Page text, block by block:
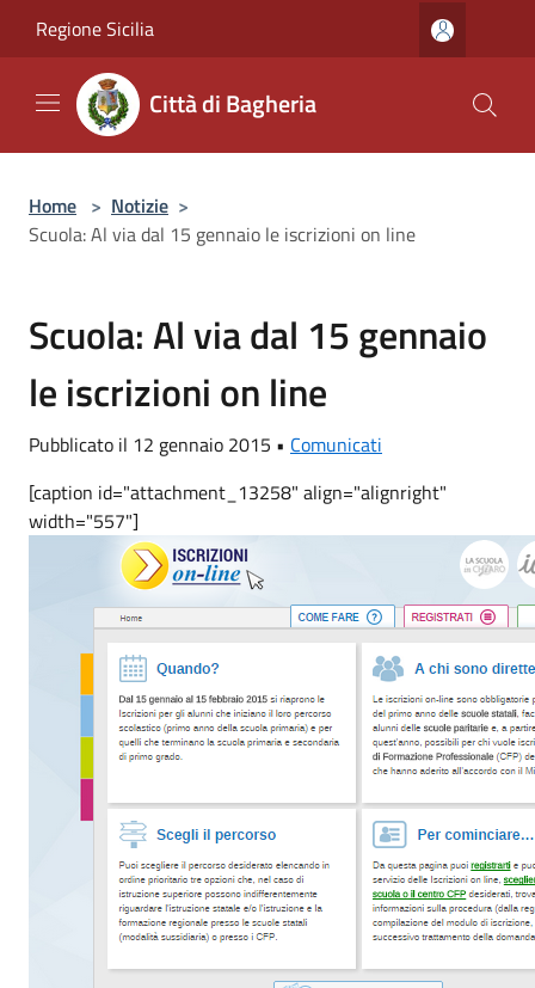
Regione Sicilia
Città di Bagheria
Home > Notizie >
Scuola: Al via dal 15 gennaio le iscrizioni on line
Scuola: Al via dal 15 gennaio
le iscrizioni on line
Pubblicato il 12 gennaio 2015 • Comunicati
[caption id="attachment_13258" align="alignright"
width="557"]